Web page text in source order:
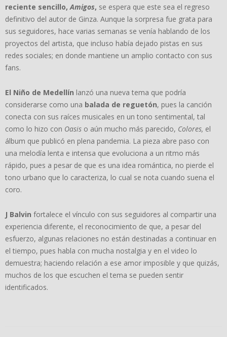
reciente sencillo, Amigos, se espera que este sea el regreso
definitivo del autor de Ginza. Aunque la sorpresa fue grata para
sus seguidores, hace varias semanas se venía hablando de los
proyectos del artista, que incluso había dejado pistas en sus
redes sociales; en donde mantiene un amplio contacto con sus
fans.
El Niño de Medellín lanzó una nueva tema que podría
considerarse como una balada de reguetón, pues la canción
conecta con sus raíces musicales en un tono sentimental, tal
como lo hizo con Oasis o aún mucho más parecido, Colores, el
álbum que publicó en plena pandemia. La pieza abre paso con
una melodía lenta e intensa que evoluciona a un ritmo más
rápido, pues a pesar de que es una idea romántica, no pierde el
tono urbano que lo caracteriza, lo cual se nota cuando suena el
coro.
J Balvin fortalece el vínculo con sus seguidores al compartir una
experiencia diferente, el reconocimiento de que, a pesar del
esfuerzo, algunas relaciones no están destinadas a continuar en
el tiempo, pues habla con mucha nostalgia y en el video lo
demuestra; haciendo relación a ese amor imposible y que quizás,
muchos de los que escuchen el tema se pueden sentir
identificados.